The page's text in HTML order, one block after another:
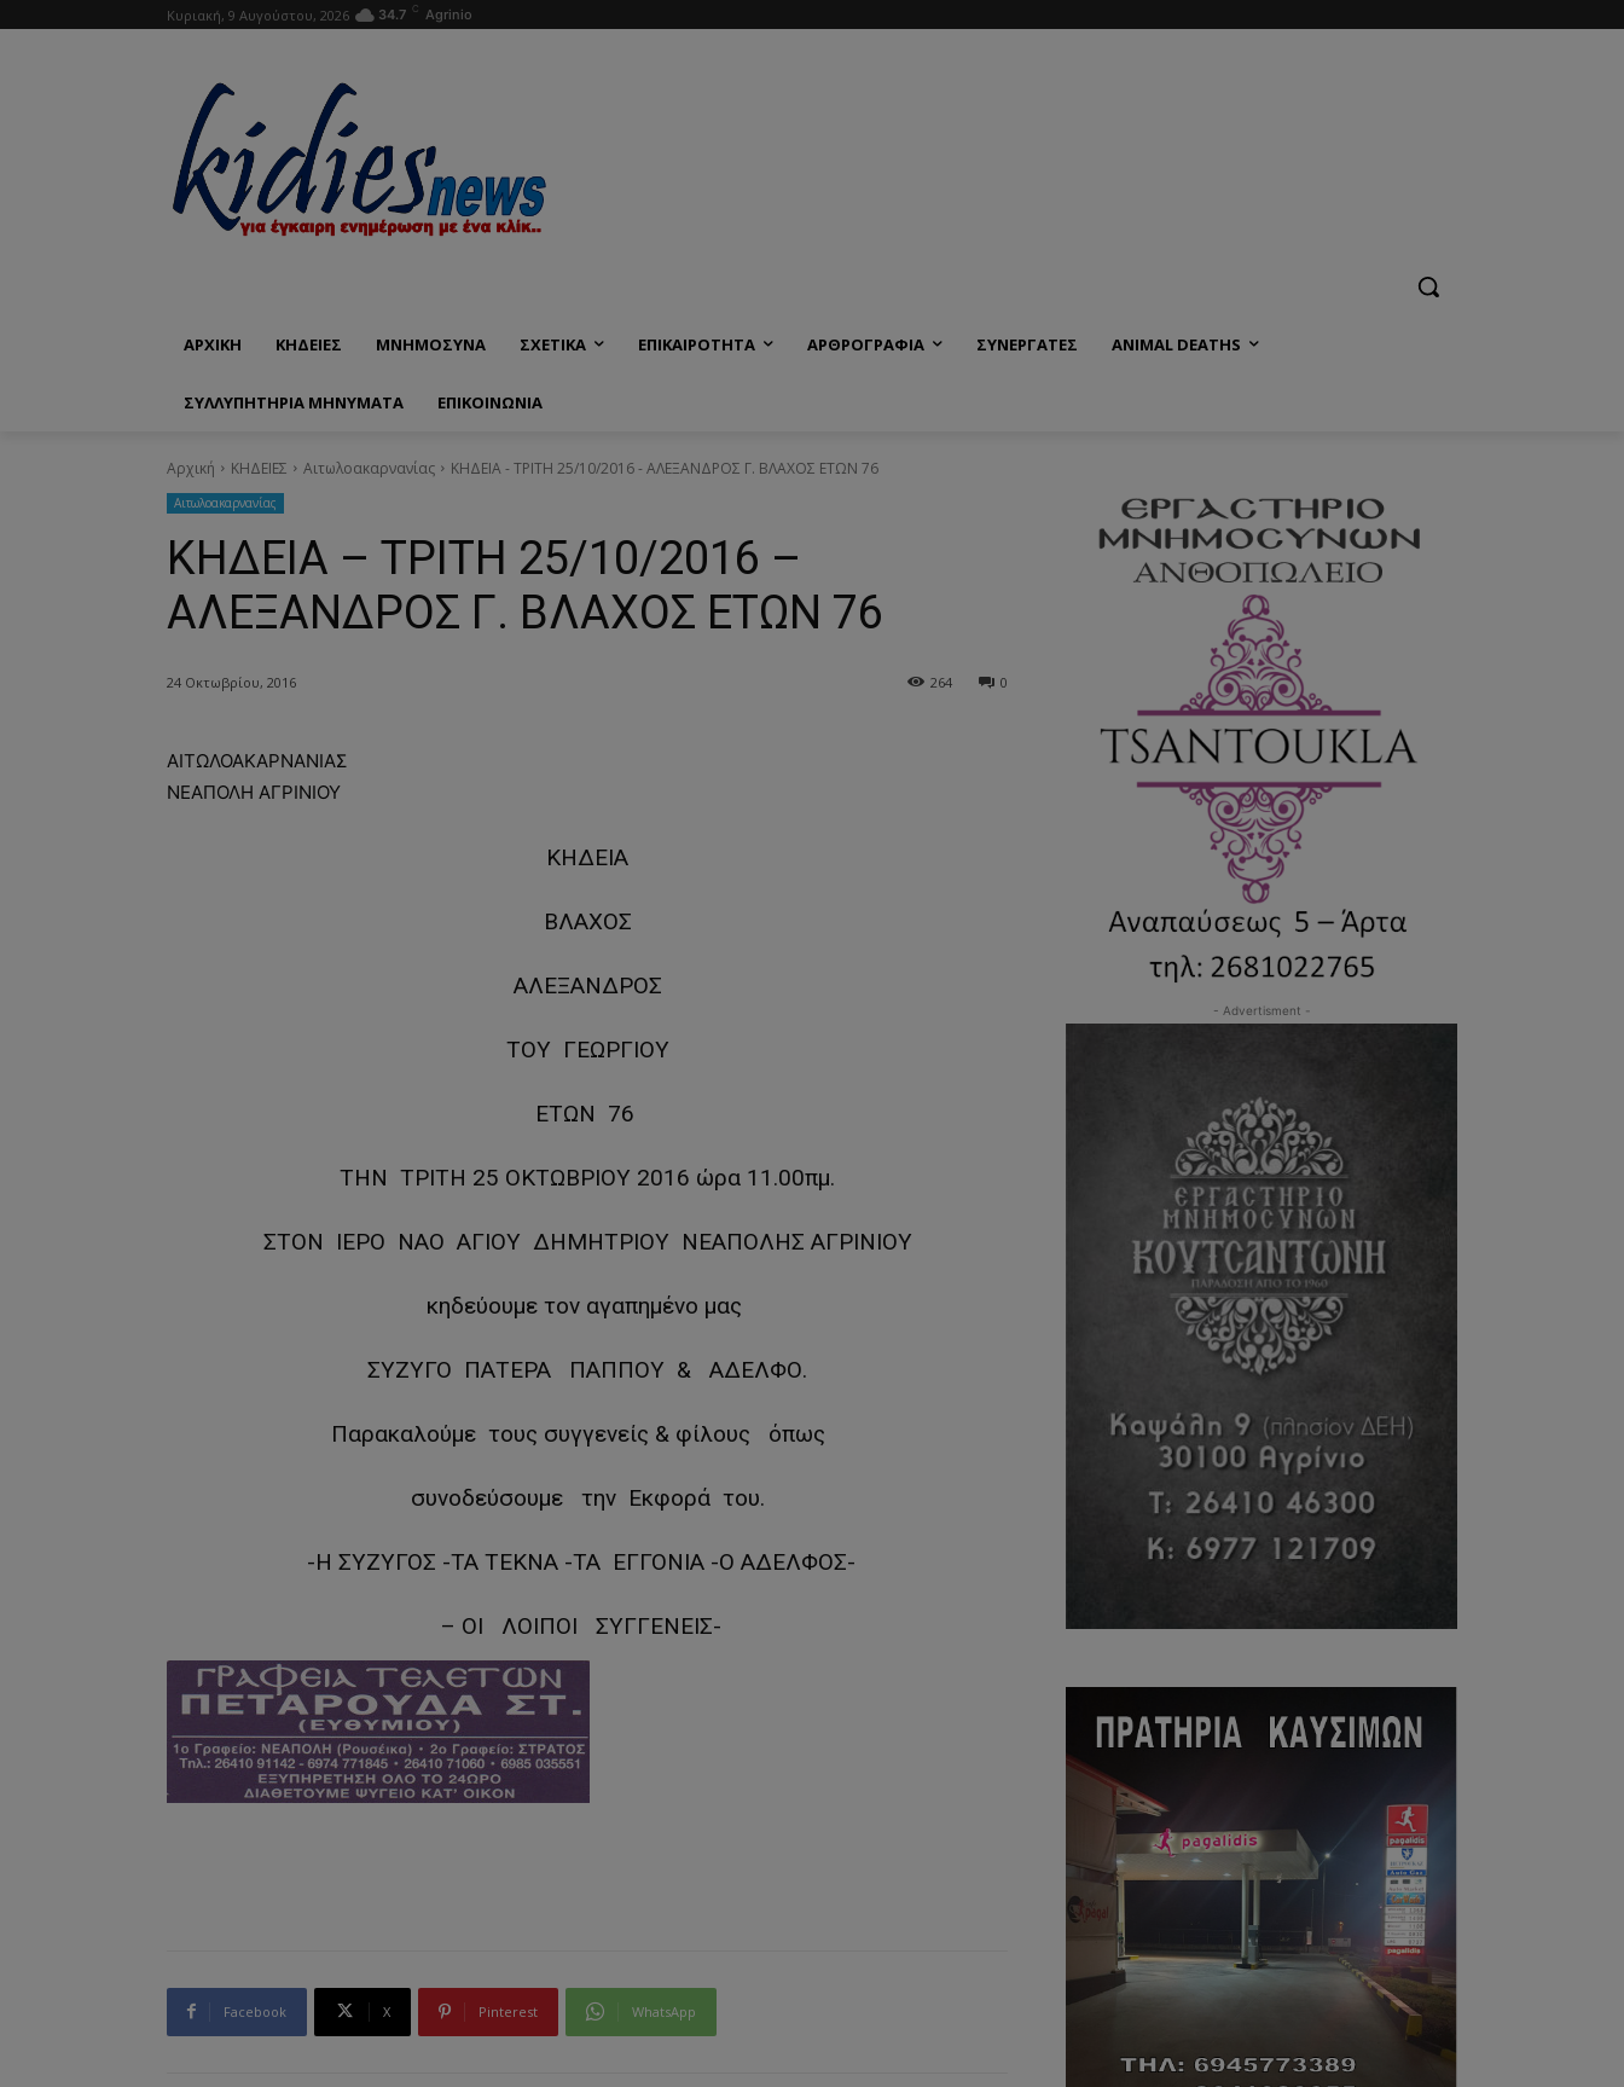
Κυριακή, 9 Αυγούστου, 2026 34.7 C Agrinio
ΑΡΧΙΚΗ ΚΗΔΕΙΕΣ ΜΝΗΜΟΣΥΝΑ ΣΧΕΤΙΚΑ ΕΠΙΚΑΙΡΟΤΗΤΑ ΑΡΘΡΟΓΡΑΦΙΑ ΣΥΝΕΡΓΑΤΕΣ ANIMAL DEATHS
ΣΥΛΛΥΠΗΤΗΡΙΑ ΜΗΝΥΜΑΤΑ ΕΠΙΚΟΙΝΩΝΊΑ
Αρχική ΚΗΔΕΙΕΣ Aιτωλοακαρνανίας ΚΗΔΕΙΑ - ΤΡΙΤΗ 25/10/2016 - ΑΛΕΞΑΝΔΡΟΣ Γ. ΒΛΑΧΟΣ ΕΤΩΝ 76
Aιτωλοακαρνανίας
ΚΗΔΕΙΑ – ΤΡΙΤΗ 25/10/2016 –
ΑΛΕΞΑΝΔΡΟΣ Γ. ΒΛΑΧΟΣ ΕΤΩΝ 76
24 Οκτωβρίου, 2016 0
264
ΑΙΤΩΛΟΑΚΑΡΝΑΝΙΑΣ
ΝΕΑΠΟΛΗ ΑΓΡΙΝΙΟΥ
ΚΗΔΕΙΑ
ΒΛΑΧΟΣ
ΑΛΕΞΑΝΔΡΟΣ
ΤΟΥ ΓΕΩΡΓΙΟΥ
ΕΤΩΝ 76
ΤΗΝ ΤΡΙΤΗ 25 ΟΚΤΩΒΡΙΟΥ 2016 ώρα 11.00πμ.
ΣΤΟΝ ΙΕΡΟ ΝΑΟ ΑΓΙΟΥ ΔΗΜΗΤΡΙΟΥ ΝΕΑΠΟΛΗΣ ΑΓΡΙΝΙΟΥ
κηδεύουμε τον αγαπημένο μας
ΣΥΖΥΓΟ ΠΑΤΕΡΑ ΠΑΠΠΟΥ & ΑΔΕΛΦΟ.
Παρακαλούμε τους συγγενείς & φίλους όπως
συνοδεύσουμε την Εκφορά του.
-Η ΣΥΖΥΓΟΣ -ΤΑ ΤΕΚΝΑ -ΤΑ ΕΓΓΟΝΙΑ -Ο ΑΔΕΛΦΟΣ-
– ΟΙ ΛΟΙΠΟΙ ΣΥΓΓΕΝΕΙΣ-
Facebook X Pinterest WhatsApp
- Advertisment -